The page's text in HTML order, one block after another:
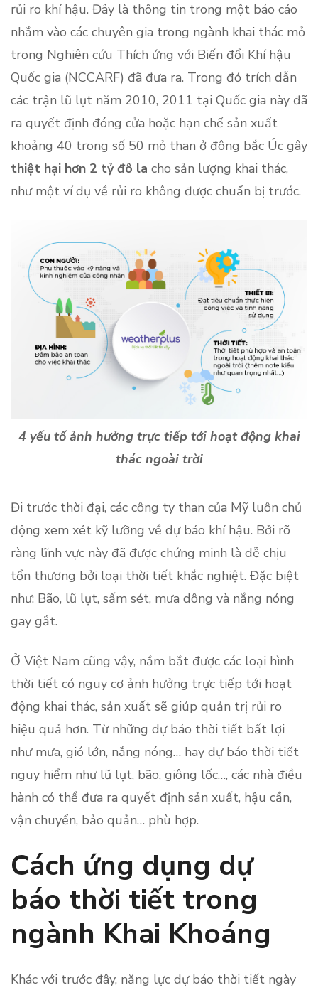
rủi ro khí hậu. Đây là thông tin trong một báo cáo
nhắm vào các chuyên gia trong ngành khai thác mỏ
trong Nghiên cứu Thích ứng với Biến đổi Khí hậu
Quốc gia (NCCARF) đã đưa ra. Trong đó trích dẫn
các trận lũ lụt năm 2010, 2011 tại Quốc gia này đã
ra quyết định đóng cửa hoặc hạn chế sản xuất
khoảng 40 trong số 50 mỏ than ở đông bắc Úc gây
thiệt hại hơn 2 tỷ đô la cho sản lượng khai thác,
như một ví dụ về rủi ro không được chuẩn bị trước.
4 yếu tố ảnh hưởng trực tiếp tới hoạt động khai
thác ngoài trời
Đi trước thời đại, các công ty than của Mỹ luôn chủ
động xem xét kỹ lưỡng về dự báo khí hậu. Bởi rõ
ràng lĩnh vực này đã được chứng minh là dễ chịu
tổn thương bởi loại thời tiết khắc nghiệt. Đặc biệt
như: Bão, lũ lụt, sấm sét, mưa dông và nắng nóng
gay gắt.
Ở Việt Nam cũng vậy, nắm bắt được các loại hình
thời tiết có nguy cơ ảnh hưởng trực tiếp tới hoạt
động khai thác, sản xuất sẽ giúp quản trị rủi ro
hiệu quả hơn. Từ những dự báo thời tiết bất lợi
như mưa, gió lớn, nắng nóng… hay dự báo thời tiết
nguy hiểm như lũ lụt, bão, giông lốc…, các nhà điều
hành có thể đưa ra quyết định sản xuất, hậu cần,
vận chuyển, bảo quản… phù hợp.
Cách ứng dụng dự
báo thời tiết trong
ngành Khai Khoáng
Khác với trước đây, năng lực dự báo thời tiết ngày